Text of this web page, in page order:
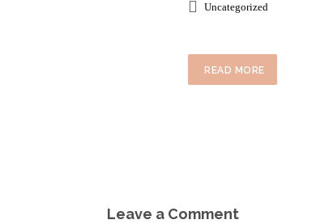
Uncategorized
READ MORE
Leave a Comment